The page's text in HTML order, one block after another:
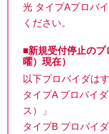
光 タイプAプロバ
ください。
■新規受付停止の
曜）現在）
以下プロバイダは
タイプA プロバイ
ス）」
タイプB プロバイダ